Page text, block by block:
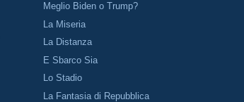
Meglio Biden o Trump?
La Miseria
La Distanza
E Sbarco Sia
Lo Stadio
La Fantasia di Repubblica